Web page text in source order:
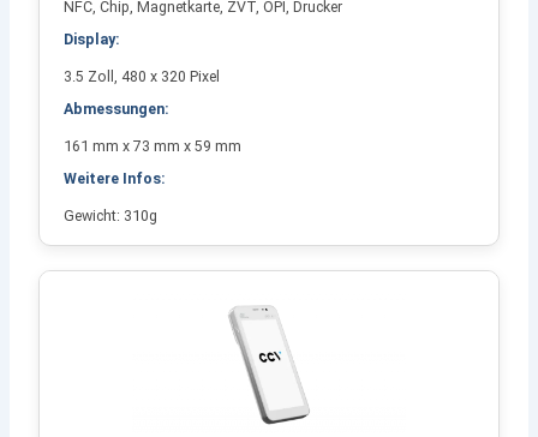
NFC, Chip, Magnetkarte, ZVT, OPI, Drucker
Display:
3.5 Zoll, 480 x 320 Pixel
Abmessungen:
161 mm x 73 mm x 59 mm
Weitere Infos:
Gewicht: 310g